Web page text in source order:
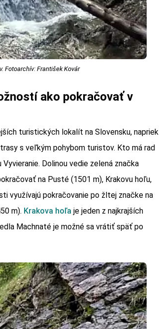
Fotoarchív: František Kovár
ako pokračovať v
turistických lokalít na Slovensku, napriek
s veľkým pohybom turistov. Kto má rad
Dolinou vedie zelená značka
na Pusté (1501 m), Krakovu hoľu,
využívajú pokračovanie po žltej značke na
m). Krakova hoľa je jeden z najkrajších
Machnaté je možné sa vrátiť späť po